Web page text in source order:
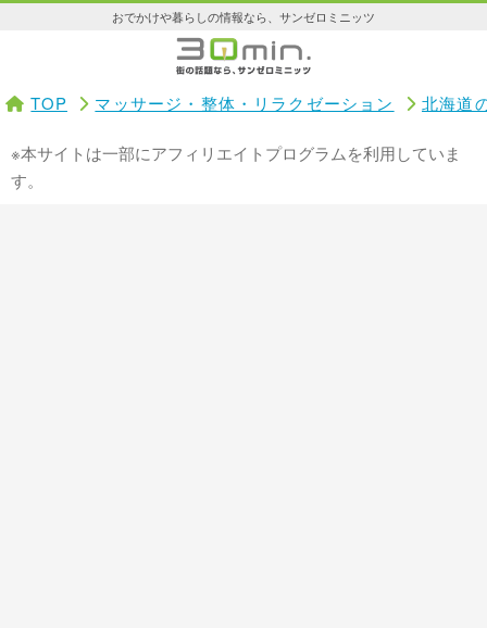
おでかけや暮らしの情報なら、サンゼロミニッツ
TOP マッサージ・整体・リラクゼーション 北海道
※本サイトは一部にアフィリエイトプログラムを利用していま
す。